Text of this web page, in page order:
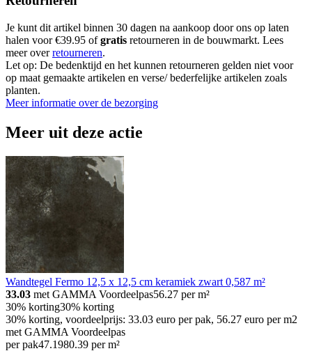
Je kunt dit artikel binnen 30 dagen na aankoop door ons op laten
halen voor €39.95 ofgratis retourneren in de bouwmarkt. Lees
meer overretourneren.
Let op: De bedenktijd en het kunnen retourneren gelden niet voor
op maat gemaakte artikelen en verse/ bederfelijke artikelen zoals
planten.
Meer informatie over de bezorging
Meer uit deze actie
Wandtegel Fermo 12,5 x 12,5 cm keramiek zwart 0,587 m²
33.03 met GAMMA Voordeelpas56.27 per m²
30% korting30% korting
30% korting, voordeelprijs: 33.03 euro per pak, 56.27 euro per m2
met GAMMA Voordeelpas
per pak47.1980.39 per m²